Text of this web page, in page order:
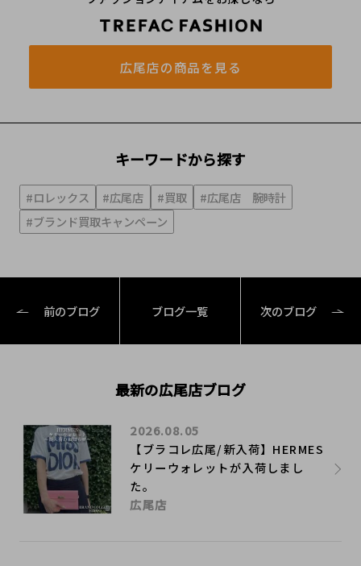
広尾店の商品を見る
キーワードから探す
#ロレックス #広尾店 #買取
#広尾店 腕時計
#ブランド買取キャンペーン
前のブログ ブログ一覧 次のブログ
最新の広尾店ブログ
【ブラコレ広尾/新入荷】HERMES
ケリーウォレットが入荷しまし
た。
2026.08.05
広尾店